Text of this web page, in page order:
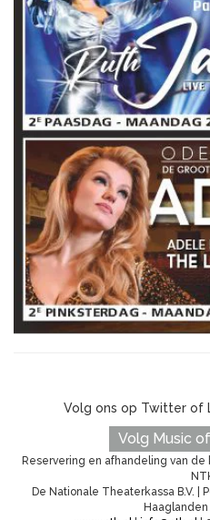
Volg ons op Twitter of
Volg Music
Reservering en afhandeling van
De Nationale Theaterkassa B.V. |